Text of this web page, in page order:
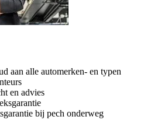
aan alle automerken- en typen
en advies
bij pech onderweg